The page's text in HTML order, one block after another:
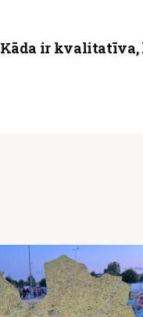
Kāda ir kvalitatīva,